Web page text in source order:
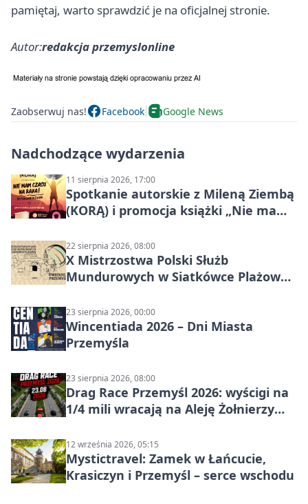
pamiętaj, warto sprawdzić je na oficjalnej stronie.
Autor:redakcja przemyslonline
Zaobserwuj nas! Facebook Google News
Nadchodzące wydarzenia
11 sierpnia 2026, 17:00
Spotkanie autorskie z Mileną Ziembą
(KORĄ) i promocja książki „Nie mam
22 sierpnia 2026, 08:00
X Mistrzostwa Polski Służb
Mundurowych w Siatkówce Plażowej
23 sierpnia 2026, 00:00
Wincentiada 2026 – Dni Miasta
Przemyśla
23 sierpnia 2026, 08:00
Drag Race Przemyśl 2026: wyścigi na
1/4 mili wracają na Aleję Żołnierzy
12 września 2026, 05:15
Mystictravel: Zamek w Łańcucie,
Krasiczyn i Przemyśl – serce wschodu